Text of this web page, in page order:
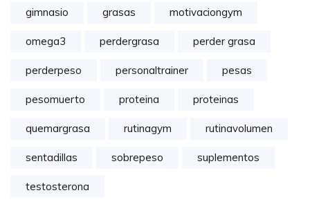
gimnasio grasas motivaciongym
omega3 perdergrasa perder grasa
perderpeso personaltrainer pesas
pesomuerto proteina proteinas
quemargrasa rutinagym rutinavolumen
sentadillas sobrepeso suplementos
testosterona